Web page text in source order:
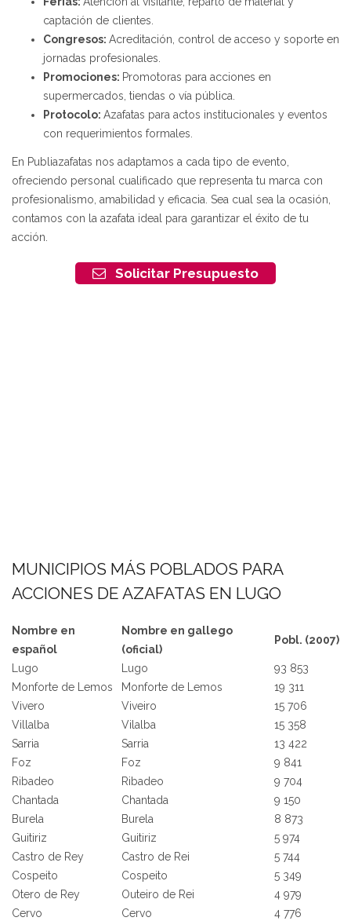
captación de clientes.
Congresos: Acreditación, control de acceso y soporte en
jornadas profesionales.
Promociones: Promotoras para acciones en
supermercados, tiendas o vía pública.
Protocolo: Azafatas para actos institucionales y eventos
con requerimientos formales.
En Publiazafatas nos adaptamos a cada tipo de evento,
ofreciendo personal cualificado que representa tu marca con
profesionalismo, amabilidad y eficacia. Sea cual sea la ocasión,
contamos con la azafata ideal para garantizar el éxito de tu
acción.
Solicitar Presupuesto
MUNICIPIOS MÁS POBLADOS PARA
ACCIONES DE AZAFATAS EN LUGO
Nombre en
español
Nombre en gallego
(oficial)
Pobl. (2007)
Lugo Lugo
93 853
Monforte de Lemos
Monforte de Lemos
19 311
Vivero
Viveiro
15 706
Villalba
Vilalba
15 358
Sarria
Sarria
13 422
Foz
Foz
9 841
Ribadeo
Ribadeo
9 704
Chantada
Chantada
9 150
Burela
Burela
8 873
Guitiriz
Guitiriz
5 974
Castro de Rey
Castro de Rei
5 744
Cospeito
Cospeito
5 349
Otero de Rey
Outeiro de Rei
4 979
Cervo
Cervo
4 776